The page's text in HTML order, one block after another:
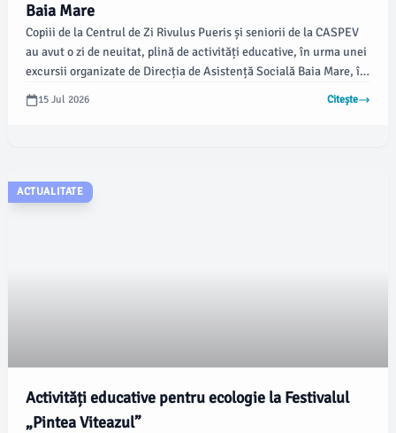
Baia Mare
Copiii de la Centrul de Zi Rivulus Pueris și seniorii de la CASPEV
au avut o zi de neuitat, plină de activități educative, în urma unei
excursii organizate de Direcția de Asistență Socială Baia Mare, în
colaborare cu Asociația CASPEV și Fundația Regală Margareta a
României.
15 Jul 2026 Citește
ACTUALITATE
Activități educative pentru ecologie la Festivalul
„Pintea Viteazul”